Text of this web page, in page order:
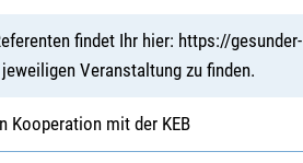
findet Ihr hier: https://gesunder-
Veranstaltung zu finden.
Kooperation mit der KEB